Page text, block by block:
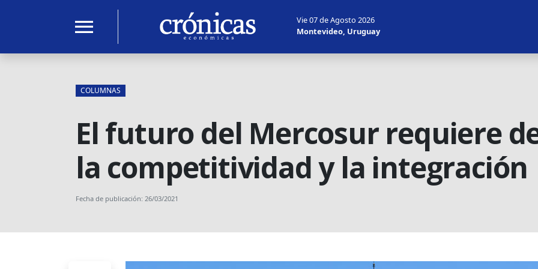
menu
Vie 07 de Agosto 2026
Montevideo, Uruguay
COLUMNAS
El futuro del Mercosur requiere
la competitividad y la integración
Fecha de publicación: 26/03/2021